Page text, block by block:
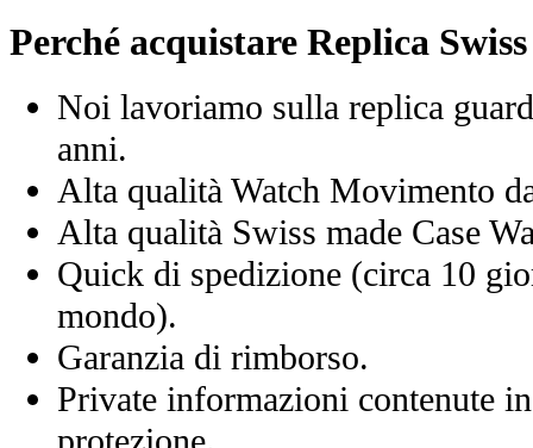
Perché acquistare Replica
Noi lavoriamo sulla replica
anni.
Alta qualità Watch Movimento
Alta qualità Swiss made Case
Quick di spedizione (circa 10
mondo).
Garanzia di rimborso.
Private informazioni contenute